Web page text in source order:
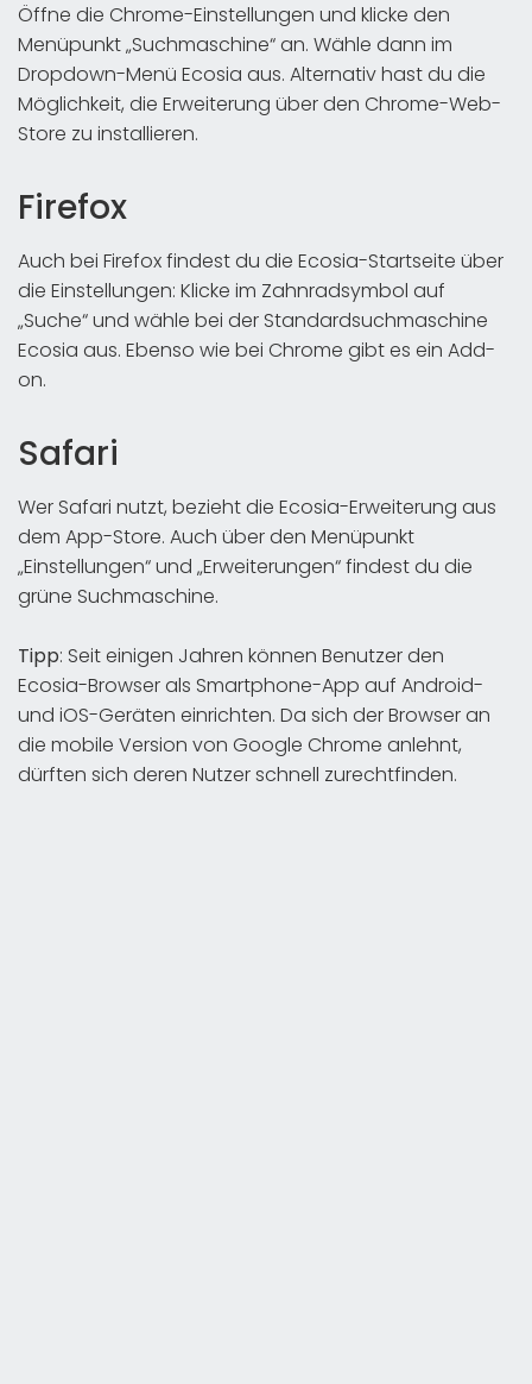
Öffne die Chrome-Einstellungen und klicke den
Menüpunkt „Suchmaschine“ an. Wähle dann im
Dropdown-Menü Ecosia aus. Alternativ hast du die
Möglichkeit, die Erweiterung über den Chrome-Web-
Store zu installieren.
Firefox
Auch bei Firefox findest du die Ecosia-Startseite über
die Einstellungen: Klicke im Zahnradsymbol auf
„Suche“ und wähle bei der Standardsuchmaschine
Ecosia aus. Ebenso wie bei Chrome gibt es ein Add-
on.
Safari
Wer Safari nutzt, bezieht die Ecosia-Erweiterung aus
dem App-Store. Auch über den Menüpunkt
„Einstellungen“ und „Erweiterungen“ findest du die
grüne Suchmaschine.
Tipp: Seit einigen Jahren können Benutzer den
Ecosia-Browser als Smartphone-App auf Android-
und iOS-Geräten einrichten. Da sich der Browser an
die mobile Version von Google Chrome anlehnt,
dürften sich deren Nutzer schnell zurechtfinden.